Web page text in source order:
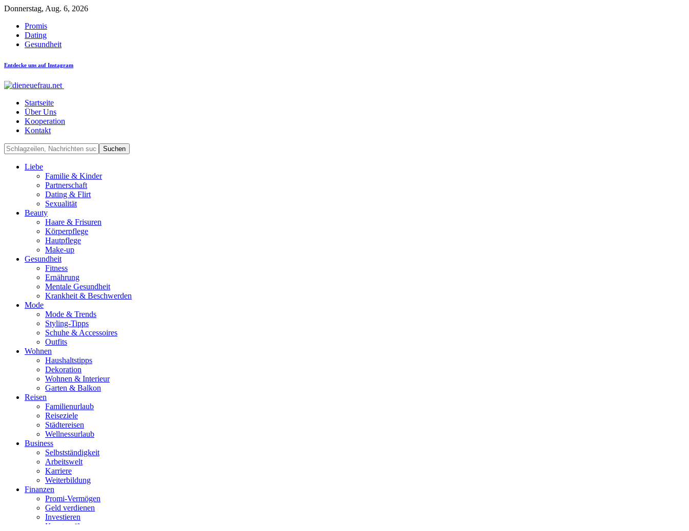
Donnerstag, Aug. 6, 2026
Promis
Dating
Gesundheit
Entdecke uns auf Instagram
Startseite
Über Uns
Kooperation
Kontakt
Liebe
Familie & Kinder
Partnerschaft
Dating & Flirt
Sexualität
Beauty
Haare & Frisuren
Körperpflege
Hautpflege
Make-up
Gesundheit
Fitness
Ernährung
Mentale Gesundheit
Krankheit & Beschwerden
Mode
Mode & Trends
Styling-Tipps
Schuhe & Accessoires
Outfits
Wohnen
Haushaltstipps
Dekoration
Wohnen & Interieur
Garten & Balkon
Reisen
Familienurlaub
Reiseziele
Städtereisen
Wellnessurlaub
Business
Selbstständigkeit
Arbeitswelt
Karriere
Weiterbildung
Finanzen
Promi-Vermögen
Geld verdienen
Investieren
Kryptowährungen